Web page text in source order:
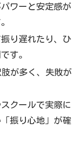
ワーと安定感が
り遅れたり、ひ
す。
が多く、失敗が
クールで実際に
振り心地」が確